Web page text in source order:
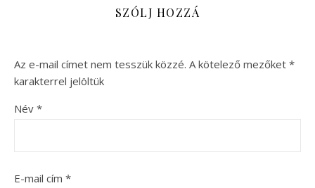
SZÓLJ HOZZÁ
Az e-mail címet nem tesszük közzé. A kötelező mezőket *
karakterrel jelöltük
Név *
E-mail cím *